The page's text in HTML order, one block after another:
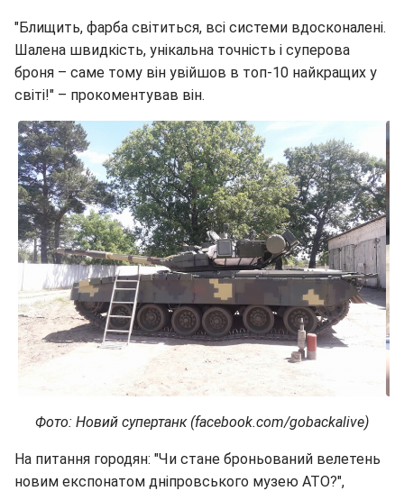
"Блищить, фарба світиться, всі системи вдосконалені.
Шалена швидкість, унікальна точність і суперова
броня – саме тому він увійшов в топ-10 найкращих у
світі!" – прокоментував він.
Фото: Новий супертанк (facebook.com/gobackalive)
На питання городян: "Чи стане броньований велетень
новим експонатом дніпровського музею АТО?",